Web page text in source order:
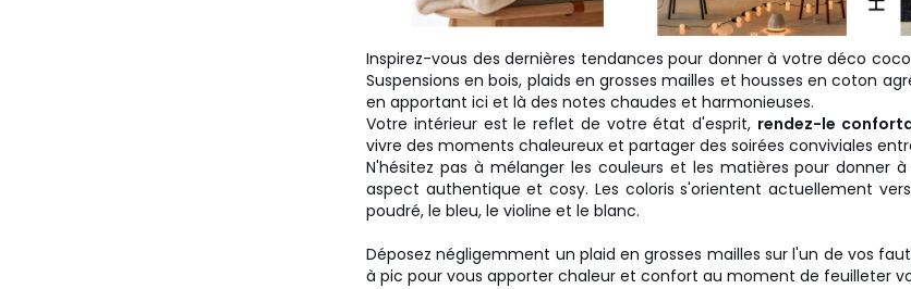
Inspirez-vous des dernières tendances pour donner à votre déco
Suspensions en bois, plaids en grosses mailles et housses en coton
en apportant ici et là des notes chaudes et harmonieuses.
Votre intérieur est le reflet de votre état d'esprit, rendez-le
vivre des moments chaleureux et partager des soirées conviviales
N'hésitez pas à mélanger les couleurs et les matières pour donner
aspect authentique et cosy. Les coloris s'orientent actuellement
poudré, le bleu, le violine et le blanc.
Déposez négligemment un plaid en grosses mailles sur l'un de vos
à pic pour vous apporter chaleur et confort au moment de feuilleter